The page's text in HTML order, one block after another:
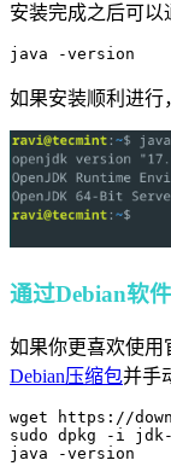
安装完成之后可以
java -version
如果安装顺利进行
通过Debian软
如果你更喜欢使用
Debian压缩包并手
wget https://
sudo dpkg -i
java -version